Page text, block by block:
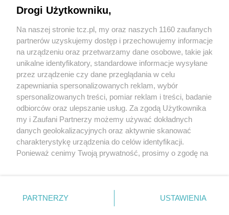
O FIRMIE POLITYKA PRYWATNOŚCI HOSTING
REKLAMA WSPÓŁPRACA RSS FACEBOOK KONTAKT
Nasze serwisy
Aktualności
Tcz24
Historia miasta
Muzyka i kultura
Archiwum wydarzeń
Zdjęcia miasta
Drogi Użytkowniku,
Na naszej stronie tcz.pl, my oraz naszych 1160 zaufanych
partnerów uzyskujemy dostęp i przechowujemy informacje
na urządzeniu oraz przetwarzamy dane osobowe, takie jak
unikalne identyfikatory, standardowe informacje wysyłane
przez urządzenie czy dane przeglądania w celu
zapewniania spersonalizowanych reklam, wybór
spersonalizowanych treści, pomiar reklam i treści, badanie
odbiorców oraz ulepszanie usług. Za zgodą Użytkownika
my i Zaufani Partnerzy możemy używać dokładnych
danych geolokalizacyjnych oraz aktywnie skanować
charakterystykę urządzenia do celów identyfikacji.
Ponieważ cenimy Twoją prywatność, prosimy o zgodę na
znajdujący się w lewym dolnym rogu strony
. Niektóre
PARTNERZY USTAWIENIA